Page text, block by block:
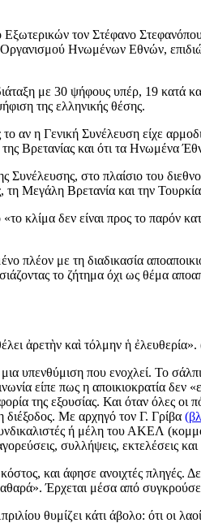
τον Στέφανο
Οργανισμού Ηνωμένων Εθνών,
με 30 ψήφους υπέρ, 19
της ελληνικής θέσης.
αν η Γενική Συνέλευση είχε
Βρετανίας και ότι τα Ηνωμένα
Συνέλευσης, στο πλαίσιο του
Μεγάλη Βρετανία και την
κλίμα δεν είναι προς το
πλέον με τη διαδικασία
το ζήτημα όχι ως θέμα
ἀρετὴν καὶ τόλμην ἡ
μια υπενθύμιση που ενοχλεί. Το
είπε πως η αποικιοκρατία δεν
της εξουσίας. Και όταν όλες οι
διέξοδος. Με αρχηγό τον Γ. Γρίβα
συνδικαλιστές ή μέλη του ΑΚΕΛ
συλλήψεις, εκτελέσεις
και άφησε ανοιχτές
Έρχεται μέσα από
θυμίζει κάτι άβολο: ότι οι